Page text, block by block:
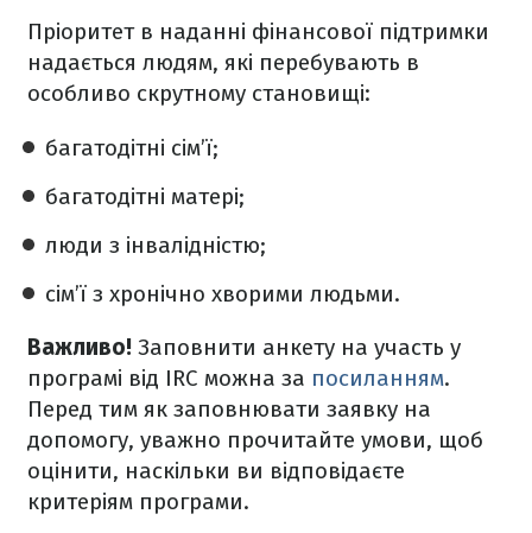
Пріоритет в наданні фінансової підтримки
надається людям, які перебувають в
особливо скрутному становищі:
багатодітні сім’ї;
багатодітні матері;
люди з інвалідністю;
сім’ї з хронічно хворими людьми.
Важливо! Заповнити анкету на участь у
програмі від IRC можна за посиланням.
Перед тим як заповнювати заявку на
допомогу, уважно прочитайте умови, щоб
оцінити, наскільки ви відповідаєте
критеріям програми.